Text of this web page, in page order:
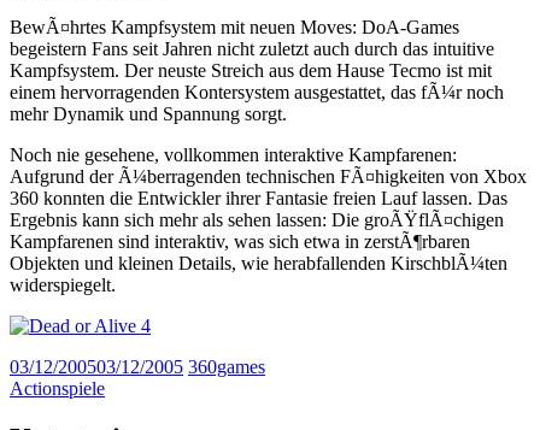
BewÃ¤hrtes Kampfsystem mit neuen Moves: DoA-Games
begeistern Fans seit Jahren nicht zuletzt auch durch das intuitive
Kampfsystem. Der neuste Streich aus dem Hause Tecmo ist mit
einem hervorragenden Kontersystem ausgestattet, das fÃ¼r noch
mehr Dynamik und Spannung sorgt.
Noch nie gesehene, vollkommen interaktive Kampfarenen:
Aufgrund der Ã¼berragenden technischen FÃ¤higkeiten von Xbox
360 konnten die Entwickler ihrer Fantasie freien Lauf lassen. Das
Ergebnis kann sich mehr als sehen lassen: Die groÃŸflÃ¤chigen
Kampfarenen sind interaktiv, was sich etwa in zerstÃ¶rbaren
Objekten und kleinen Details, wie herabfallenden KirschblÃ¼ten
widerspiegelt.
03/12/200503/12/2005 360games
Actionspiele